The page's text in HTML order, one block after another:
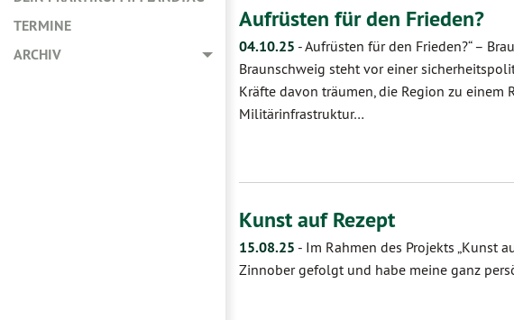
TERMINE
ARCHIV
Toggle menu
Aufrüsten für den Frieden?
04.10.25 -Aufrüsten für den Frieden?“ –
Braunschweig steht vor einer
Kräfte davon träumen, die Region zu
Militärinfrastruktur…
Kunst auf Rezept
15.08.25 - Im Rahmen des Projekts „Kunst
Zinnober gefolgt und habe meine ganz